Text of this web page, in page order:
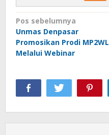
Navigasi
pos
Pos sebelumnya
Unmas Denpasar
Promosikan Prodi MP2WL
Melalui Webinar